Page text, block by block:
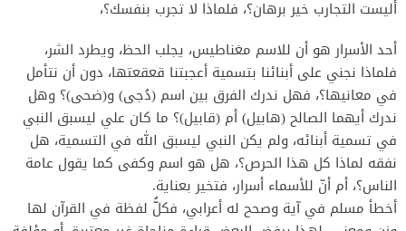
أحد الأسرار هو أن للاسم مغناطيس، يجلب الحظ، ويطرد الشر،
فلماذا نجني على أبنائنا بتسمية أعجبتنا قعقعتها، دون أن نتأمل
في معانيها؟، فهل ندرك الفرق بين اسم (دُجى) و(ضحى)؟ وهل
ندرك أيهما الصالح (هابيل) أم (قابيل)؟ ما كان علي ليسبق النبي
في تسمية أبنائه، ولم يكن النبي ليسبق الله في التسمية، هل
نفقه لماذا كل هذا الحرص؟، هل هو اسم وكفى كما يقول عامة
الناس؟، أم أنّ للأسماء أسرار، فتخير بعناية.
‎أخطأ مسلم في آية وصحح له أعرابي، فكلُّ لفظة في القرآن لها